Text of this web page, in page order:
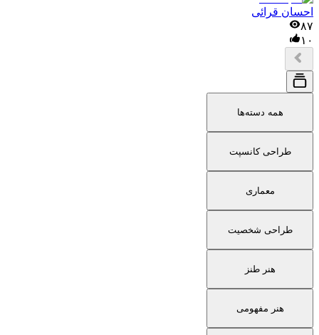
احسان قرائی
۸۷
۱۰
همه دسته‌ها
طراحی کانسپت
معماری
طراحی شخصیت
هنر طنز
هنر مفهومی